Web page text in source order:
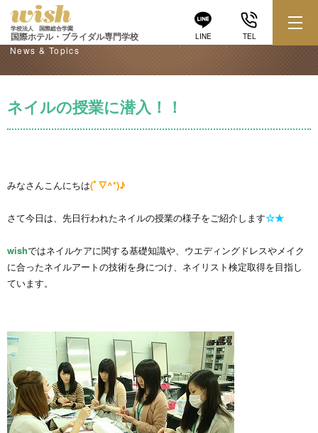
LINE TEL
学校法人 国際総合学園
国際ホテル・ブライダル専門学校
学校からのお知らせ
News & Topics
ネイルの授業に潜入！！
みなさんこんにちは(ﾟ∇^*)♪
さて今日は、先日行われたネイルの授業の様子をご紹介します☆★
wishではネイルケアに関する基礎知識や、ウエディングドレスやメイク
に合ったネイルアートの技術を身につけ、ネイリスト検定取得を目指し
ています。